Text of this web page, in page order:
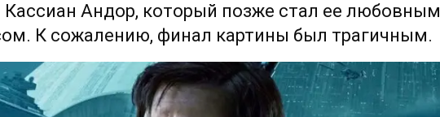
Кассиан Андор, который позже стал ее любовным
К сожалению, финал картины был трагичным.